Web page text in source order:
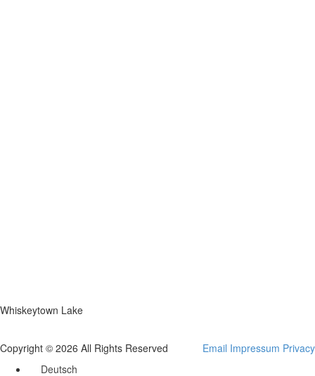
Whiskeytown Lake
Copyright © 2026 All Rights Reserved Email Impressum Privacy
Deutsch